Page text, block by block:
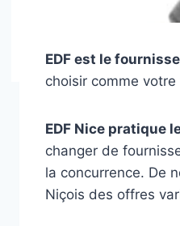
EDF est le
choisir comme votre
EDF Nice pratique
changer de
la concurrence. De
Niçois des offres